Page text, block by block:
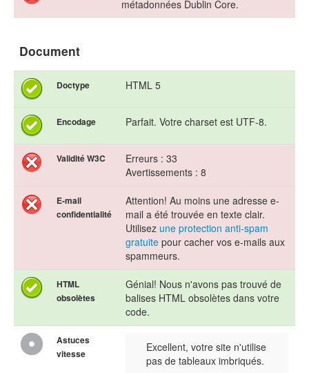
métadonnées Dublin Core.
Document
Doctype HTML 5
Encodage Parfait. Votre charset est UTF-8.
Validité W3C
Erreurs : 33
Avertissements : 8
E-mail
confidentialité
Attention! Au moins une adresse e-
mail a été trouvée en texte clair.
Utilisez une protection anti-spam
gratuite pour cacher vos e-mails aux
spammeurs.
HTML
obsolètes
Génial! Nous n'avons pas trouvé de
balises HTML obsolètes dans votre
code.
Astuces
vitesse
Excellent, votre site n'utilise
pas de tableaux imbriqués.